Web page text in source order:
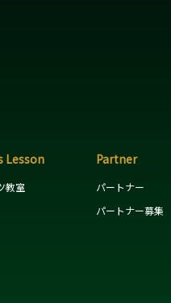
Lesson
教室
Partner
パートナー
パートナー募集